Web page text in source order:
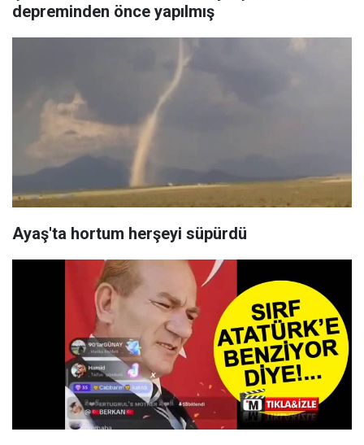
depreminden önce yapılmış
Ayaş'ta hortum herşeyi süpürdü